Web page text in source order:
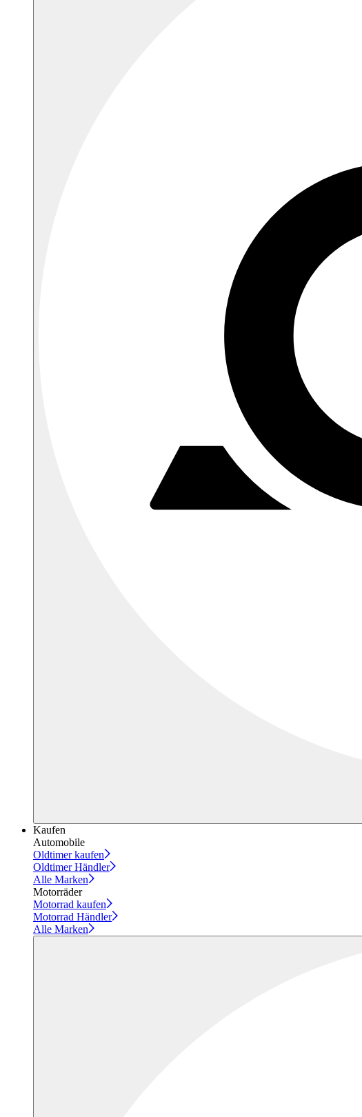
Kaufen
Automobile
Oldtimer kaufen
Oldtimer Händler
Alle Marken
Motorräder
Motorrad kaufen
Motorrad Händler
Alle Marken